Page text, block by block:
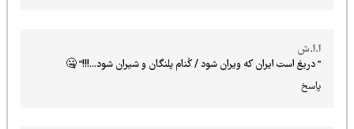
" دریغ است ایران که ویران شود / کُنام پلنگان و شیران شود...!!!" 🤐